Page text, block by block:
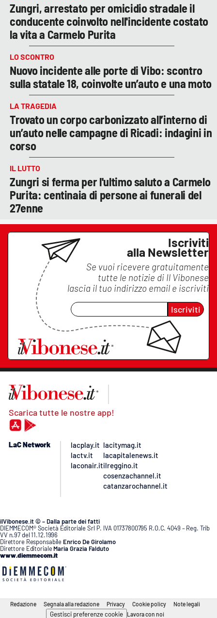
Zungri, arrestato per omicidio stradale il
conducente coinvolto nell'incidente costato
la vita a Carmelo Purita
LO SCONTRO
Nuovo incidente alle porte di Vibo: scontro
sulla statale 18, coinvolte un’auto e una moto
LA TRAGEDIA
Trovato un corpo carbonizzato all’interno di
un’auto nelle campagne di Ricadi: indagini in
corso
IL LUTTO
Zungri si ferma per l'ultimo saluto a Carmelo
Purita: centinaia di persone ai funerali del
27enne
Iscriviti
alla Newsletter
Se vuoi ricevere gratuitamente
tutte le notizie di Il Vibonese
lascia il tuo indirizzo email e iscriviti
Iscriviti
Scarica tutte le nostre app!
LaC Network
lacplay.it
lactv.it
laconair.it
lacitymag.it
lacapitalenews.it
ilreggino.it
cosenzachannel.it
catanzarochannel.it
ilVibonese.it © – Dalla parte dei fatti
DIEMMECOM® Società Editoriale Srl P. IVA 01737800795 R.O.C. 4049 – Reg. Trib
VV n.97 del 11.12.1996
Direttore Responsabile Enrico De Girolamo
Direttore Editoriale Maria Grazia Falduto
www.diemmecom.it
Redazione Segnala alla redazione Privacy Cookie policy Note legali
Gestisci preferenze cookie Lavora con noi